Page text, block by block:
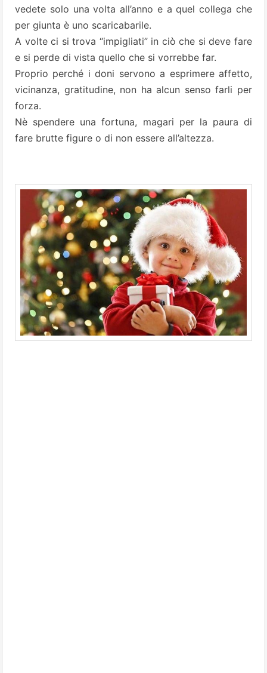
vedete solo una volta all’anno e a quel collega che
per giunta è uno scaricabarile.
A volte ci si trova “impigliati” in ciò che si deve fare
e si perde di vista quello che si vorrebbe far.
Proprio perché i doni servono a esprimere affetto,
vicinanza, gratitudine, non ha alcun senso farli per
forza.
Nè spendere una fortuna, magari per la paura di
fare brutte figure o di non essere all’altezza.